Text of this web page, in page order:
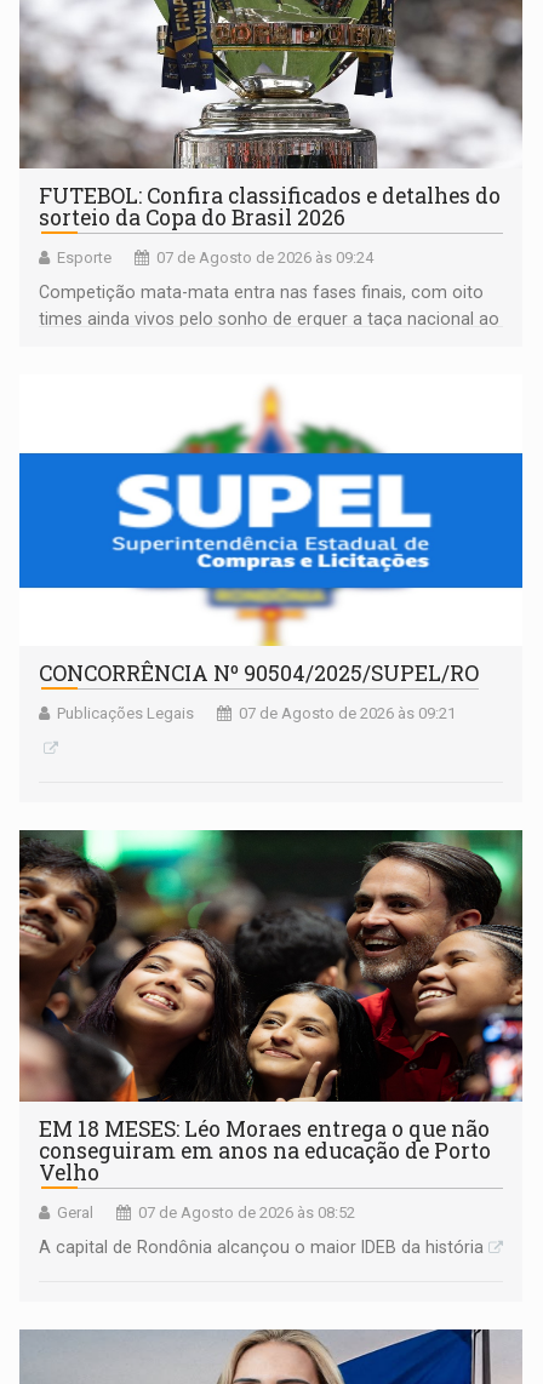
FUTEBOL: Confira classificados e detalhes do
sorteio da Copa do Brasil 2026
Esporte 07 de Agosto de 2026 às 09:24
Competição mata-mata entra nas fases finais, com oito
times ainda vivos pelo sonho de erguer a taça nacional ao
CONCORRÊNCIA Nº 90504/2025/SUPEL/RO
Publicações Legais 07 de Agosto de 2026 às 09:21
EM 18 MESES: Léo Moraes entrega o que não
conseguiram em anos na educação de Porto
Velho
Geral 07 de Agosto de 2026 às 08:52
A capital de Rondônia alcançou o maior IDEB da história